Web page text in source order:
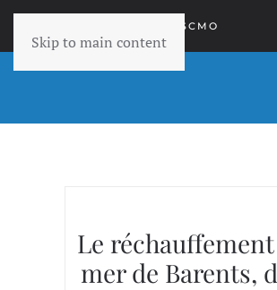
Skip to main content
RETOURNER À SCMO
Le
mer de Barents,